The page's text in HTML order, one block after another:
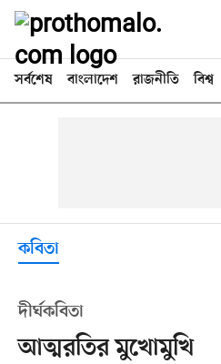
সর্বশেষ বাংলাদেশ রাজনীতি বিশ্ব
কবিতা
দীর্ঘকবিতা
আত্মরতির মুখোমুখি